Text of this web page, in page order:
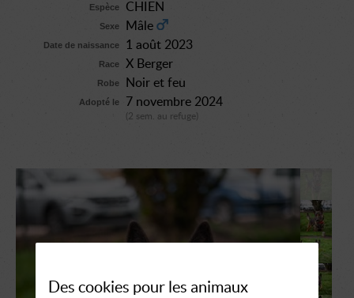
Espèce CHIEN
Sexe Mâle
Date de naissance 1 août 2023
Race X Berger
Robe Noir et feu
Adopté le 7 novembre 2024
(2 sem. au refuge)
Des cookies pour les animaux